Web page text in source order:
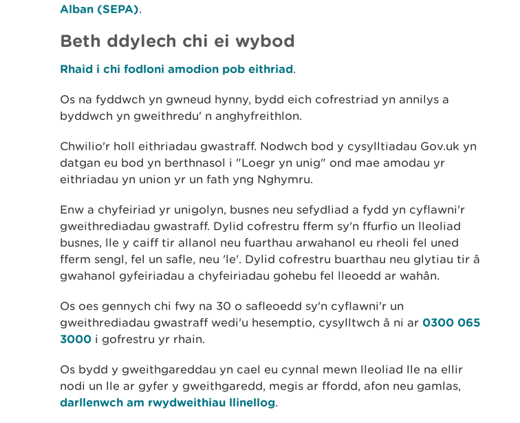
Alban (SEPA).
Beth ddylech chi ei wybod
Rhaid i chi fodloni amodion pob eithriad.
Os na fyddwch yn gwneud hynny, bydd eich cofrestriad yn annilys a
byddwch yn gweithredu' n anghyfreithlon.
Chwilio'r holl eithriadau gwastraff. Nodwch bod y cysylltiadau Gov.uk yn
datgan eu bod yn berthnasol i "Loegr yn unig" ond mae amodau yr
eithriadau yn union yr un fath yng Nghymru.
Enw a chyfeiriad yr unigolyn, busnes neu sefydliad a fydd yn cyflawni'r
gweithrediadau gwastraff. Dylid cofrestru fferm sy'n ffurfio un lleoliad
busnes, lle y caiff tir allanol neu fuarthau arwahanol eu rheoli fel uned
fferm sengl, fel un safle, neu 'le'. Dylid cofrestru buarthau neu glytiau tir â
gwahanol gyfeiriadau a chyfeiriadau gohebu fel lleoedd ar wahân.
Os oes gennych chi fwy na 30 o safleoedd sy'n cyflawni'r un
gweithrediadau gwastraff wedi'u hesemptio, cysylltwch â ni ar 0300 065
3000 i gofrestru yr rhain.
Os bydd y gweithgareddau yn cael eu cynnal mewn lleoliad lle na ellir
nodi un lle ar gyfer y gweithgaredd, megis ar ffordd, afon neu gamlas,
darllenwch am rwydweithiau llinellog.